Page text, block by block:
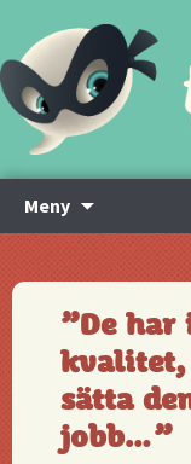
Meny
innehåll
”De
kvalitet,
sätta
jobb…”